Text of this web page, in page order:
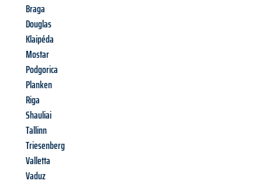
Braga
Douglas
Klaipéda
Mostar
Podgorica
Planken
Riga
Shauliai
Tallinn
Triesenberg
Valletta
Vaduz